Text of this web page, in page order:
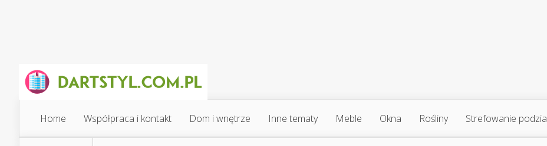
Home Współpraca i kontakt Dom i wnętrze Inne tematy Meble Okna Rośliny Strefowanie podzia